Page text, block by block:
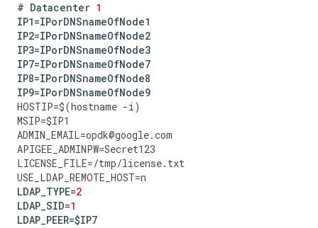
# Datacenter 1
IP1=IPorDNSnameOfNode1
IP2=IPorDNSnameOfNode2
IP3=IPorDNSnameOfNode3
IP7=IPorDNSnameOfNode7
IP8=IPorDNSnameOfNode8
IP9=IPorDNSnameOfNode9
HOSTIP=$(hostname -i)
MSIP=$IP1
ADMIN_EMAIL=opdk@google.com
APIGEE_ADMINPW=Secret123
LICENSE_FILE=/tmp/license. txt
USE_LDAP_REMOTE_HOST=n
LDAP_TYPE=2
LDAP_SID=1
LDAP_PEER=$IP7